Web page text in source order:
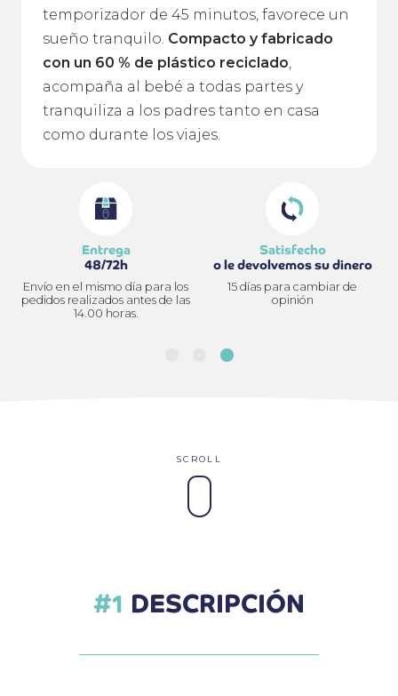
temporizador de 45 minutos, favorece un
sueño tranquilo. Compacto y fabricado
con un 60 % de plástico reciclado
acompaña al bebé a todas partes y
tranquiliza a los padres tanto en casa
como durante los viajes.
Entrega
48/72h
Envío en el mismo día para los
pedidos realizados antes de las
14.00 horas.
Satisfecho
o le devolvemos su dinero
15 días para cambiar de
opinión
DESCRIPCIÓN